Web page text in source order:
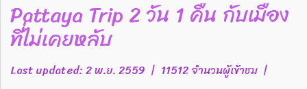
Pattaya Trip 2 วัน 1 คืน กับเมือง
ที่ไม่เคยหลับ
Last updated: 2 พ.ย. 2559 | 11512 จำนวนผู้เข้าชม |